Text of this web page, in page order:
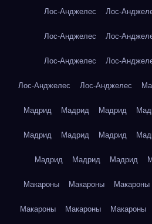
Лос-Анджелес Лос-
Лос-Анджелес Лос-
Лос-Анджелес Лос-
Лос-Анджелес Лос-Анджелес
Мадрид Мадрид Мадрид
Мадрид Мадрид Мадрид
Мадрид Мадрид Мадрид
Макароны Макароны Макароны
Макароны Макароны Макароны